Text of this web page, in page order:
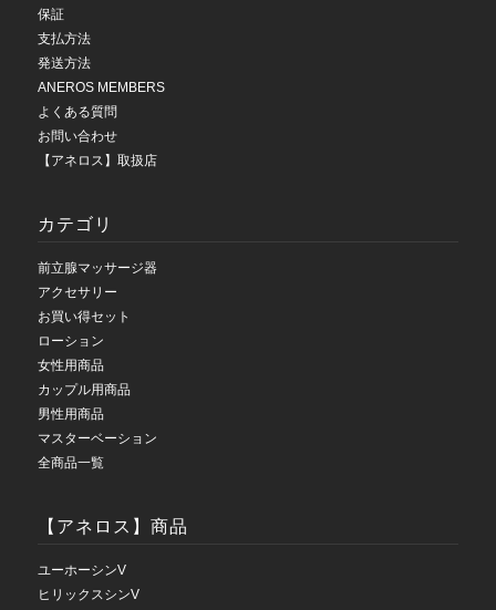
保証
支払方法
発送方法
ANEROS MEMBERS
よくある質問
お問い合わせ
【アネロス】取扱店
カテゴリ
前立腺マッサージ器
アクセサリー
お買い得セット
ローション
女性用商品
カップル用商品
男性用商品
マスターベーション
全商品一覧
【アネロス】商品
ユーホーシンV
ヒリックスシンV